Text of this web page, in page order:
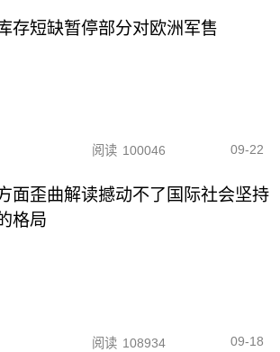
存短缺暂停部分对欧洲军售
阅读 100046 09-22
面歪曲解读撼动不了国际社会坚持
格局
阅读 108934 09-18